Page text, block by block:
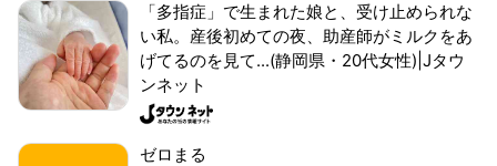
「多指症」で生まれた娘と、受け止められな
い私。産後初めての夜、助産師がミルクをあ
げてるのを見て...(静岡県・20代女性)|Jタウ
ンネット
ゼロまる